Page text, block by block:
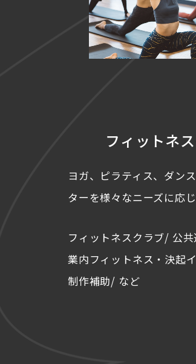
フィットネス
ヨガ、ピラティス、ダン
ターを様々なニーズに応
フィットネスクラブ/ 公
業内フィットネス・決起
制作補助/ など